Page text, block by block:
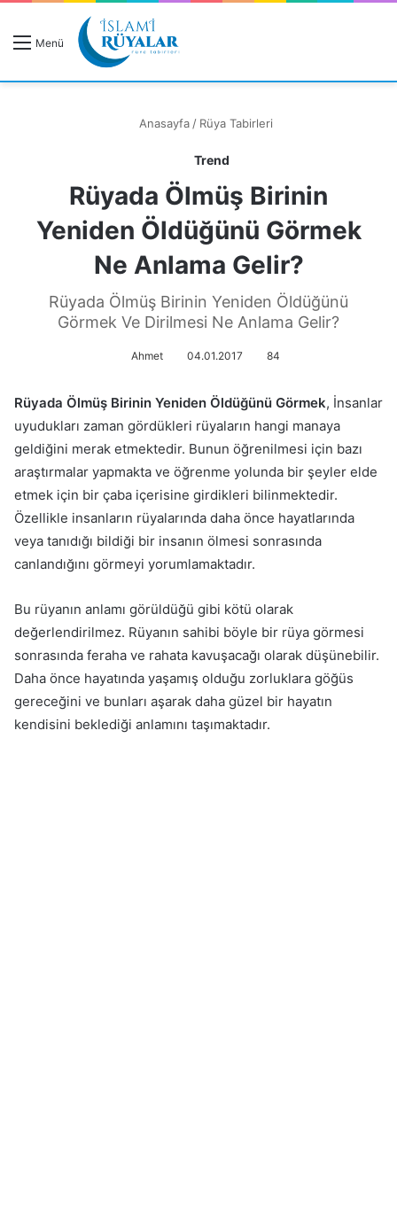
Menü
Anasayfa / Rüya Tabirleri
Trend
Rüyada Ölmüş Birinin
Yeniden Öldüğünü Görmek
Ne Anlama Gelir?
Rüyada Ölmüş Birinin Yeniden Öldüğünü
Görmek Ve Dirilmesi Ne Anlama Gelir?
Ahmet 04.01.2017 84
Rüyada Ölmüş Birinin Yeniden Öldüğünü Görmek, İnsanlar
uyudukları zaman gördükleri rüyaların hangi manaya
geldiğini merak etmektedir. Bunun öğrenilmesi için bazı
araştırmalar yapmakta ve öğrenme yolunda bir şeyler elde
etmek için bir çaba içerisine girdikleri bilinmektedir.
Özellikle insanların rüyalarında daha önce hayatlarında
veya tanıdığı bildiği bir insanın ölmesi sonrasında
canlandığını görmeyi yorumlamaktadır.
Bu rüyanın anlamı görüldüğü gibi kötü olarak
değerlendirilmez. Rüyanın sahibi böyle bir rüya görmesi
sonrasında feraha ve rahata kavuşacağı olarak düşünebilir.
Daha önce hayatında yaşamış olduğu zorluklara göğüs
gereceğini ve bunları aşarak daha güzel bir hayatın
kendisini beklediği anlamını taşımaktadır.
Rüyanızı Arayın